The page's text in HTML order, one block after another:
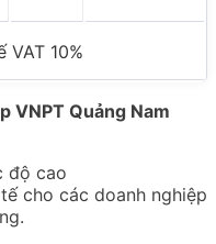
10%
VNPT Quảng Nam
độ cao
cho các doanh nghiệp